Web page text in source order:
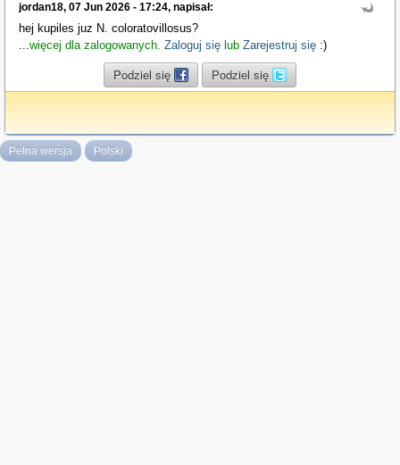
jordan18, 07 Jun 2026 - 17:24, napisał:
hej kupiles juz N. coloratovillosus?
...więcej dla zalogowanych. Zaloguj się lub Zarejestruj się :)
Podziel się Podziel się
Pełna wersja Polski